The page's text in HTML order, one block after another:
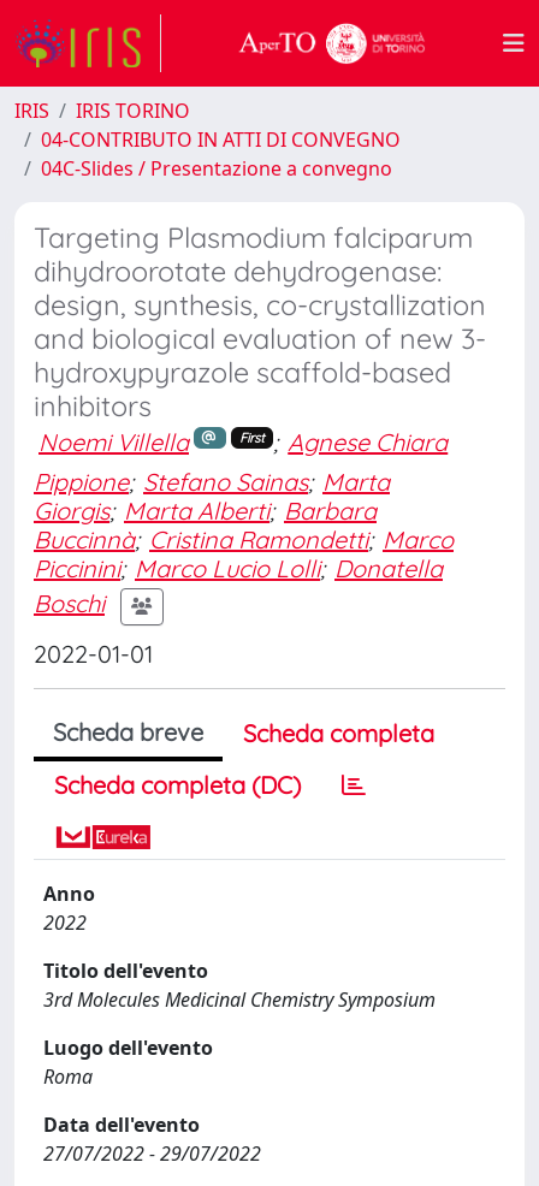
IRIS
IRIS TORINO
04-CONTRIBUTO IN ATTI DI CONVEGNO
04C-Slides / Presentazione a convegno
Targeting Plasmodium falciparum
dihydroorotate dehydrogenase:
design, synthesis, co-crystallization
and biological evaluation of new 3-
hydroxypyrazole scaffold-based
inhibitors
Noemi Villella First ; Agnese Chiara
Pippione; Stefano Sainas; Marta
Giorgis; Marta Alberti; Barbara
Buccinnà; Cristina Ramondetti; Marco
Piccinini; Marco Lucio Lolli; Donatella
Boschi
2022-01-01
Scheda breve
Scheda completa
Scheda completa (DC)
Anno
2022
Titolo dell'evento
3rd Molecules Medicinal Chemistry Symposium
Luogo dell'evento
Roma
Data dell'evento
27/07/2022 - 29/07/2022